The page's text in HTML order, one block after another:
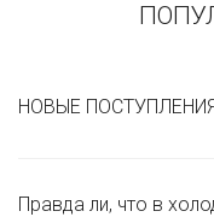
НОВЫЕ
Правда ли, что в